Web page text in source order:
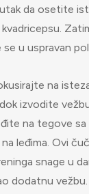
da osetite
u uspravan
na
izvodite
na tegove sa
na leđima. Ovi
snage u
dodatnu vežbu.